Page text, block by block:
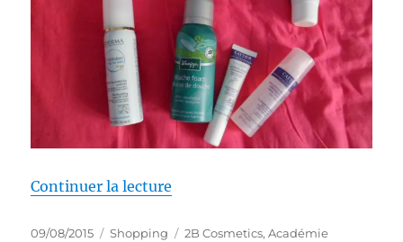
Continuer la lecture
Publié
09/08/2015 Catégories
Shopping Étiquettes
2B Cosmetics,Académie